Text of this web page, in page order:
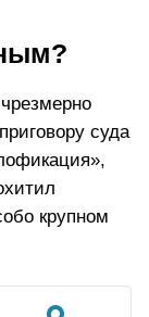
суда
крупном